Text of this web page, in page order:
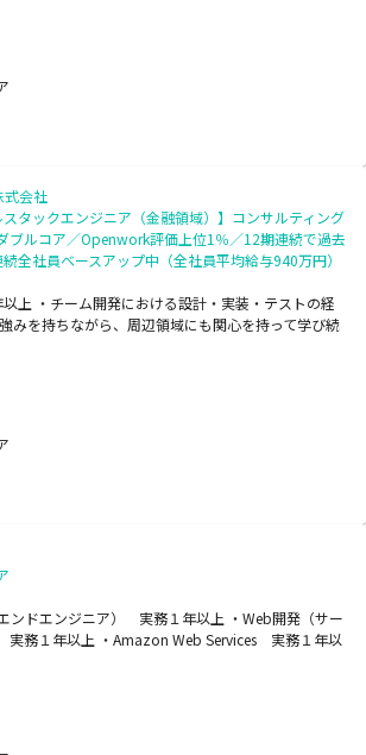
式会社
スタックエンジニア（金融領域）】コンサルティング
ブルコア／Openwork評価上位1％／12期連続で過去
全社員ベースアップ中（全社員平均給与940万円）
上 ・チーム開発における設計・実装・テストの経
みを持ちながら、周辺領域にも関心を持って学び続
ンドエンジニア） 実務１年以上 ・Web開発（サー
務１年以上 ・Amazon Web Services 実務１年以